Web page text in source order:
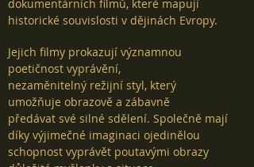
dokumentárních filmů, které mapují
historické souvislosti v dějinách Evropy.
Jejich filmy prokazují významnou
poetičnost vyprávění,
nezaměnitelný režijní styl, který
umožňuje obrazově a zábavně
předávat své silné sdělení. Společně mají
díky výjimečné imaginaci ojedinělou
schopnost vyprávět poutavými obrazy